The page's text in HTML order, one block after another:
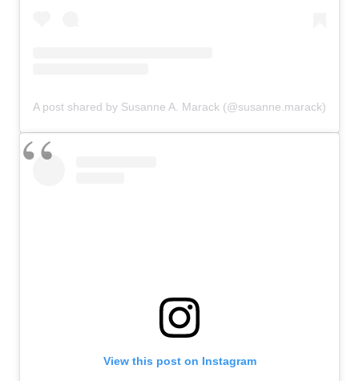
A post shared by Susanne A. Marack (@susanne.marack)
View this post on Instagram